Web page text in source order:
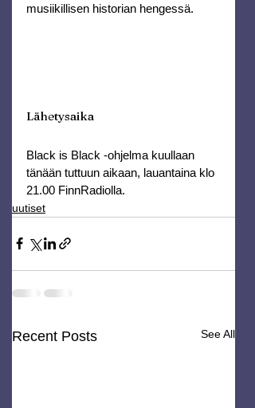
musiikillisen historian hengessä.
Lähetysaika
Black is Black -ohjelma kuullaan
tänään tuttuun aikaan, lauantaina klo
21.00 FinnRadiolla.
uutiset
Recent Posts See All